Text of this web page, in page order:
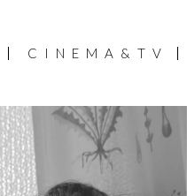
CINEMA&TV